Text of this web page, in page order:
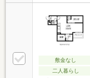
敷金なし
二人暮らし